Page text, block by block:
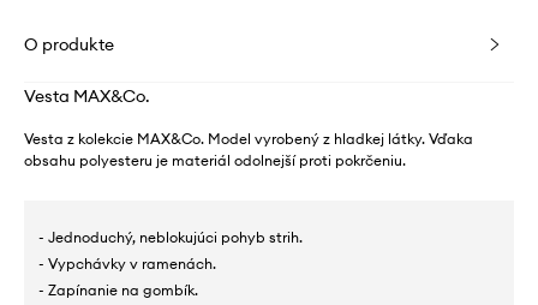
O produkte
Vesta MAX&Co.
Vesta z kolekcie MAX&Co. Model vyrobený z hladkej látky. Vďaka
obsahu polyesteru je materiál odolnejší proti pokrčeniu.
- Jednoduchý, neblokujúci pohyb strih.
- Vypchávky v ramenách.
- Zapínanie na gombík.